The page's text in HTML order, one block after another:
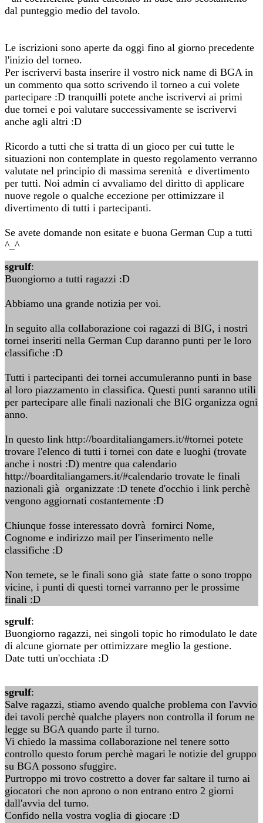
dal punteggio medio del tavolo.
Le iscrizioni sono aperte da oggi fino al giorno precedente
l'inizio del torneo.
Per iscrivervi basta inserire il vostro nick name di BGA in
un commento qua sotto scrivendo il torneo a cui volete
partecipare :D tranquilli potete anche iscrivervi ai primi
due tornei e poi valutare successivamente se iscrivervi
anche agli altri :D
Ricordo a tutti che si tratta di un gioco per cui tutte le
situazioni non contemplate in questo regolamento verranno
valutate nel principio di massima serenità e divertimento
per tutti. Noi admin ci avvaliamo del diritto di applicare
nuove regole o qualche eccezione per ottimizzare il
divertimento di tutti i partecipanti.
Se avete domande non esitate e buona German Cup a tutti
^_^
sgrulf:
Buongiorno a tutti ragazzi :D
Abbiamo una grande notizia per voi.
In seguito alla collaborazione coi ragazzi di BIG, i nostri
tornei inseriti nella German Cup daranno punti per le loro
classifiche :D
Tutti i partecipanti dei tornei accumuleranno punti in base
al loro piazzamento in classifica. Questi punti saranno utili
per partecipare alle finali nazionali che BIG organizza ogni
anno.
In questo link http://boarditaliangamers.it/#tornei potete
trovare l'elenco di tutti i tornei con date e luoghi (trovate
anche i nostri :D) mentre qua calendario
http://boarditaliangamers.it/#calendario trovate le finali
nazionali già organizzate :D tenete d'occhio i link perchè
vengono aggiornati costantemente :D
Chiunque fosse interessato dovrà fornirci Nome,
Cognome e indirizzo mail per l'inserimento nelle
classifiche :D
Non temete, se le finali sono già state fatte o sono troppo
vicine, i punti di questi tornei varranno per le prossime
finali :D
sgrulf:
Buongiorno ragazzi, nei singoli topic ho rimodulato le date
di alcune giornate per ottimizzare meglio la gestione.
Date tutti un'occhiata :D
sgrulf:
Salve ragazzi, stiamo avendo qualche problema con l'avvio
dei tavoli perchè qualche players non controlla il forum ne
legge su BGA quando parte il turno.
Vi chiedo la massima collaborazione nel tenere sotto
controllo questo forum perchè magari le notizie del gruppo
su BGA possono sfuggire.
Purtroppo mi trovo costretto a dover far saltare il turno ai
giocatori che non aprono o non entrano entro 2 giorni
dall'avvia del turno.
Confido nella vostra voglia di giocare :D